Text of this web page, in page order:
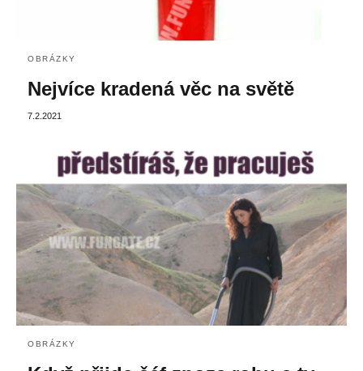
OBRÁZKY
Nejvíce kradená věc na světě
7.2.2021
OBRÁZKY